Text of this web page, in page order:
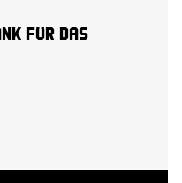
für das